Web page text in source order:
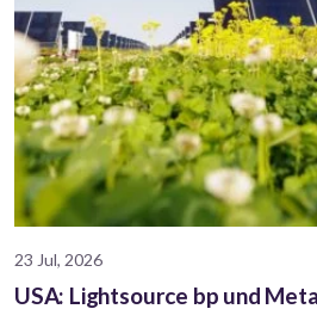
23 Jul, 2026
USA: Lightsource bp und